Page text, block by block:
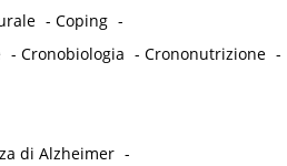
- Coping -
- Cronobiologia - Crononutrizione -
di Alzheimer -